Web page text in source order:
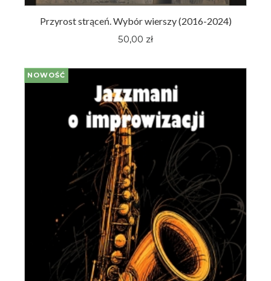
Przyrost strąceń. Wybór wierszy (2016-2024)
50,00 zł
NOWOŚĆ